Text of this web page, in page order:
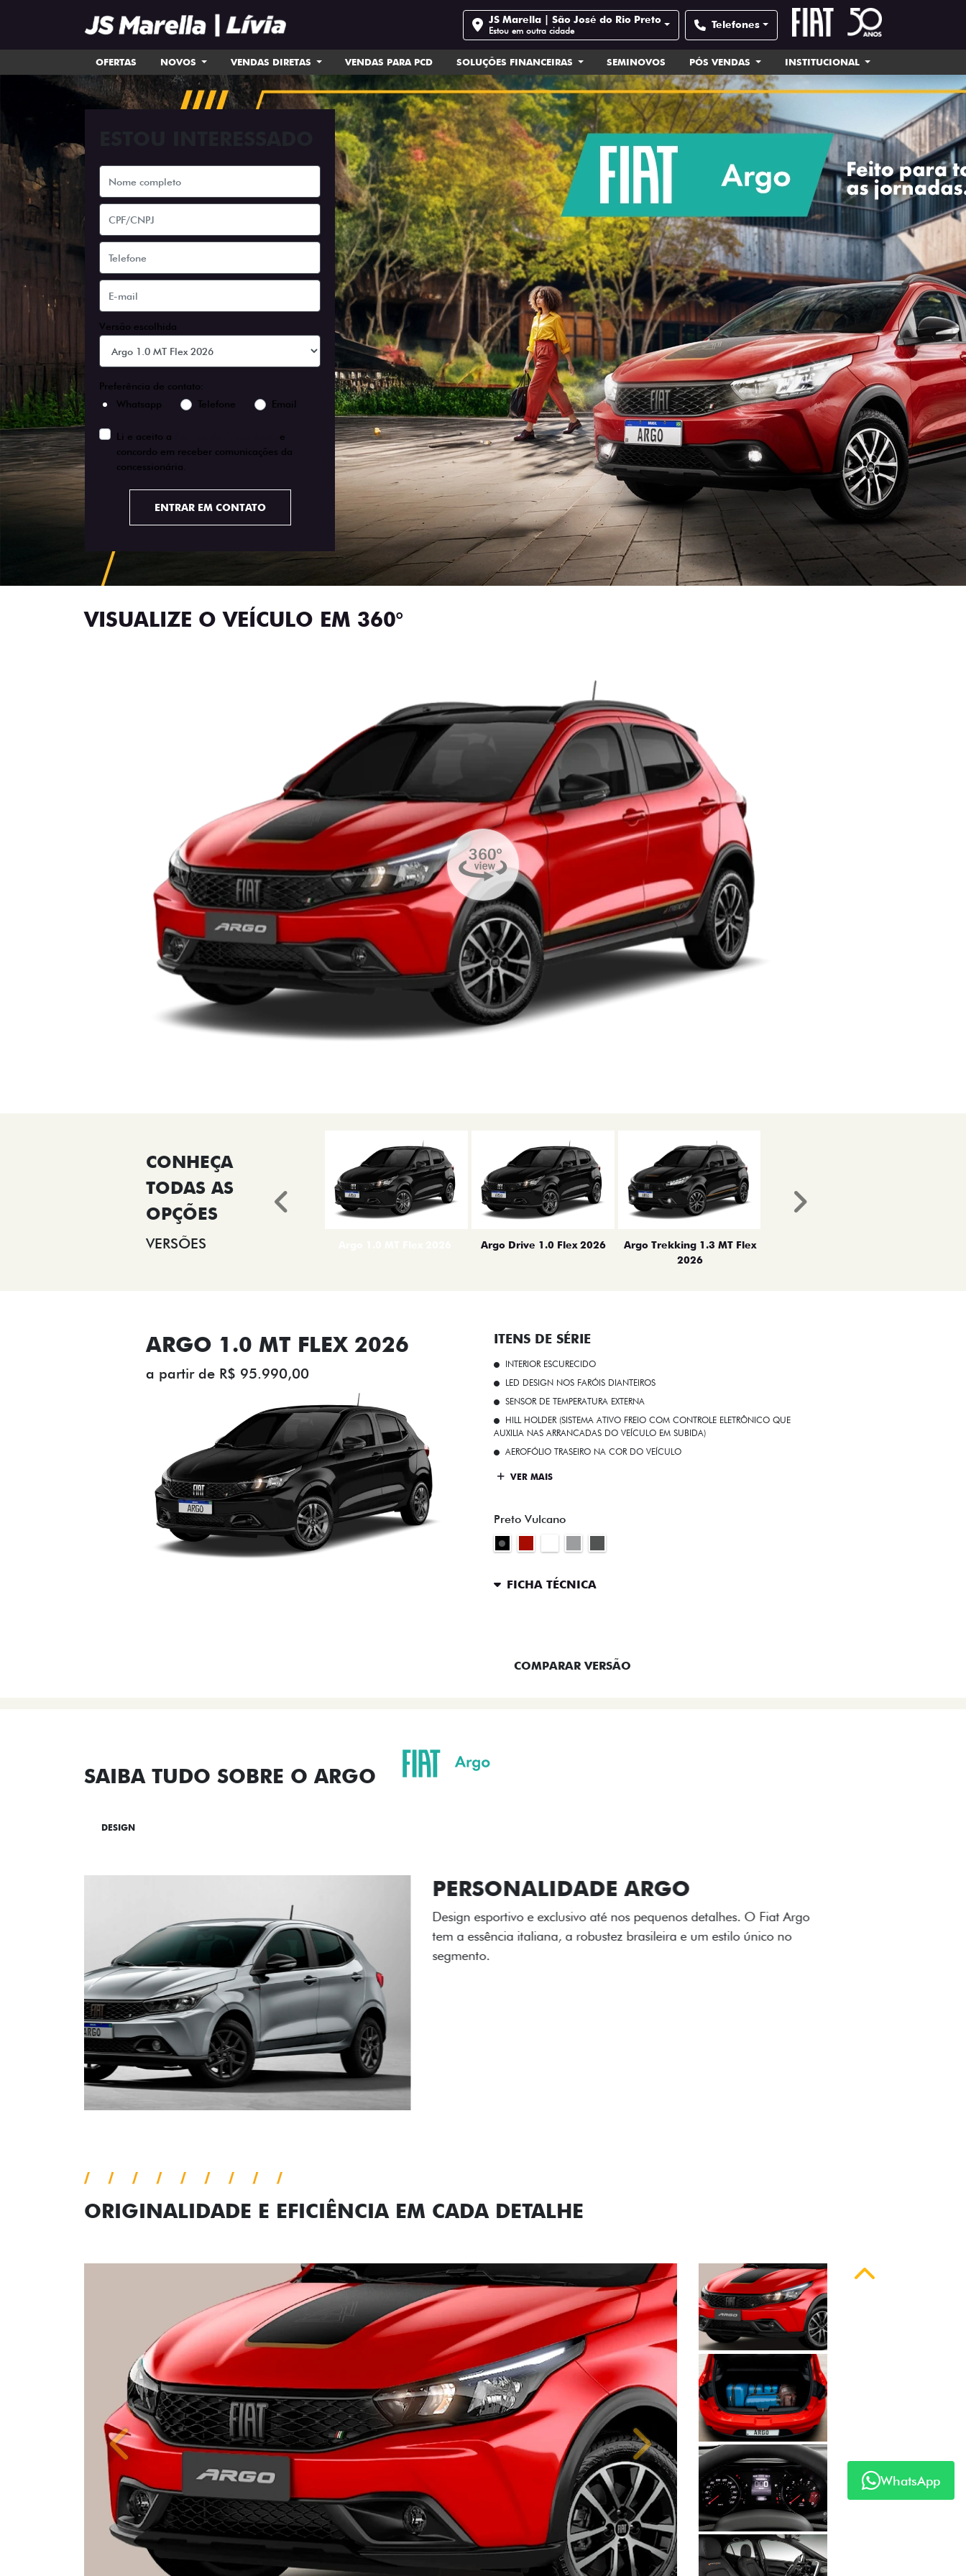
JS Marella | São José do Rio Preto
Estou em outra cidade Telefones
OFERTAS NOVOS VENDAS DIRETAS VENDAS PARA PCD SOLUÇÕES FINANCEIRAS SEMINOVOS PÓS VENDAS INSTITUCIONAL
Versão escolhida
Preferência de contato:
Whatsapp
Telefone Email
Li e aceito a
e
concordo em receber comunicações da
concessionária.
ENTRAR EM CONTATO
VISUALIZE O VEÍCULO EM 360°
VERSÕES Argo Drive 1.0 Flex 2026
Argo Trekking 1.3 MT Flex
2026
Anterior Próximo
ARGO 1.0 MT FLEX 2026
a partir de R$ 95.990,00
ITENS DE SÉRIE
INTERIOR ESCURECIDO
LED DESIGN NOS FARÓIS DIANTEIROS
SENSOR DE TEMPERATURA EXTERNA
HILL HOLDER (SISTEMA ATIVO FREIO COM CONTROLE ELETRÔNICO QUE
AUXILIA NAS ARRANCADAS DO VEÍCULO EM SUBIDA)
AEROFÓLIO TRASEIRO NA COR DO VEÍCULO
VER MAIS
Preto Vulcano
FICHA TÉCNICA
COMPARAR VERSÃO
SAIBA TUDO SOBRE O ARGO
DESIGN
ACABAMENTO E DESIGN INTERNO
A flag italiana e o novo logo Fiat também aparecem no interior do
carro, que possui acabamento impecável e detalhes escurecidos.
ORIGINALIDADE E EFICIÊNCIA EM CADA DETALHE
Anterior Próximo
Anterior
WhatsApp